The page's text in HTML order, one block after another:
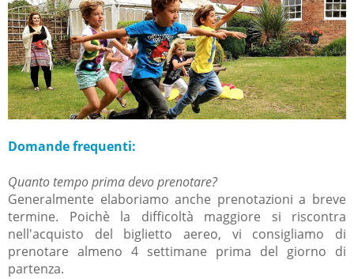
Domande frequenti:
Quanto tempo prima devo prenotare?
Generalmente elaboriamo anche prenotazioni a breve
termine. Poichè la difficoltà maggiore si riscontra
nell'acquisto del biglietto aereo, vi consigliamo di
prenotare almeno 4 settimane prima del giorno di
partenza.